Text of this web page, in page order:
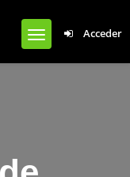
Acceder
plugins/cardoza-